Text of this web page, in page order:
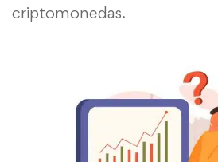
criptomonedas.